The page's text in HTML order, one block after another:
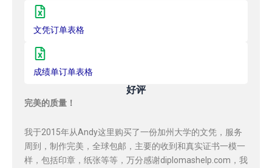
文凭订单表格
成绩单订单表格
好评
完美的质量！
我于2015年从Andy这里购买了一份加州大学的文凭，服务
周到，制作完美，全球包邮，主要的收到和真实证书一模一
样，包括印章，纸张等等，万分感谢diplomashelp.com，我